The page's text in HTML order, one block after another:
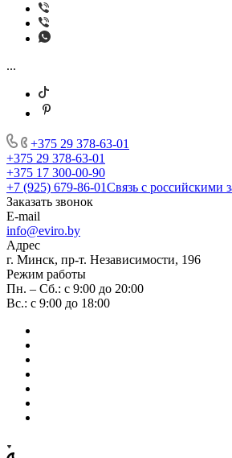
...
+375 29 378-63-01
+375 29 378-63-01
+375 17 300-00-90
+7 (925) 679-86-01Связь с российскими
Заказать звонок
E-mail
info@eviro.by
Адрес
г. Минск, пр-т. Независимости, 196
Режим работы
Пн. – Сб.: с 9:00 до 20:00
Вс.: с 9:00 до 18:00